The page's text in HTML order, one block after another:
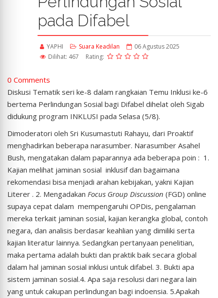
pada Difabel
YAPHI Suara Keadilan
06 Agustus 2025
Dilihat: 467
Rating:
0 Comments
Diskusi Tematik seri ke-8 dalam rangkaian Temu Inklusi ke-6
bertema Perlindungan Sosial bagi Difabel dihelat oleh Sigab
didukung program INKLUSI pada Selasa (5/8).
Dimoderatori oleh Sri Kusumastuti Rahayu, dari Proaktif
menghadirkan beberapa narasumber. Narasumber Asahel
Bush, mengatakan dalam paparannya ada beberapa poin : 1.
Kajian melihat jaminan sosial inklusif dan bagaimana
rekomendasi bisa menjadi arahan kebijakan, yakni Kajian
Literer . 2. Mengadakan Focus Group Discussion (FGD) online
supaya cepat dalam mempengaruhi OPDis, pengalaman
mereka terkait jaminan sosial, kajian kerangka global, contoh
negara, dan analisis berdasar keahlian yang dimiliki serta
kajian literatur lainnya. Sedangkan pertanyaan penelitian,
maka pertama adalah bukti dan praktik baik secara global
dalam hal jaminan sosial inklusi untuk difabel. 3. Bukti apa
sistem jaminan sosial.4. Apa saja resolusi dari negara lain
yang untuk cakupan perlindungan bagi indoensia. 5.Apakah